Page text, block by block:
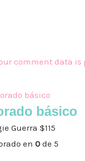
comment data is
básico
Guerra $115
en 0de 5